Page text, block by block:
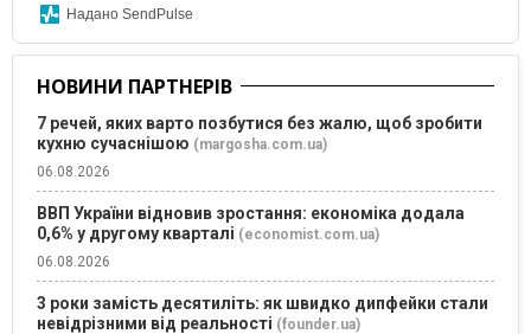
Надано SendPulse
НОВИНИ ПАРТНЕРІВ
7 речей, яких варто позбутися без жалю, щоб зробити
кухню сучаснішою (margosha.com.ua)
06.08.2026
ВВП України відновив зростання: економіка додала
0,6% у другому кварталі (economist.com.ua)
06.08.2026
3 роки замість десятиліть: як швидко дипфейки стали
невідрізними від реальності (founder.ua)